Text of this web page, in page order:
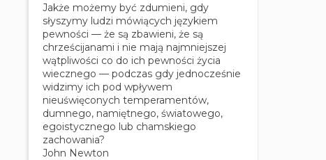
Jakże możemy być zdumieni, gdy
słyszymy ludzi mówiących językiem
pewności — że są zbawieni, że są
chrześcijanami i nie mają najmniejszej
wątpliwości co do ich pewności życia
wiecznego — podczas gdy jednocześnie
widzimy ich pod wpływem
nieuświęconych temperamentów,
dumnego, namiętnego, światowego,
egoistycznego lub chamskiego
zachowania?
John Newton